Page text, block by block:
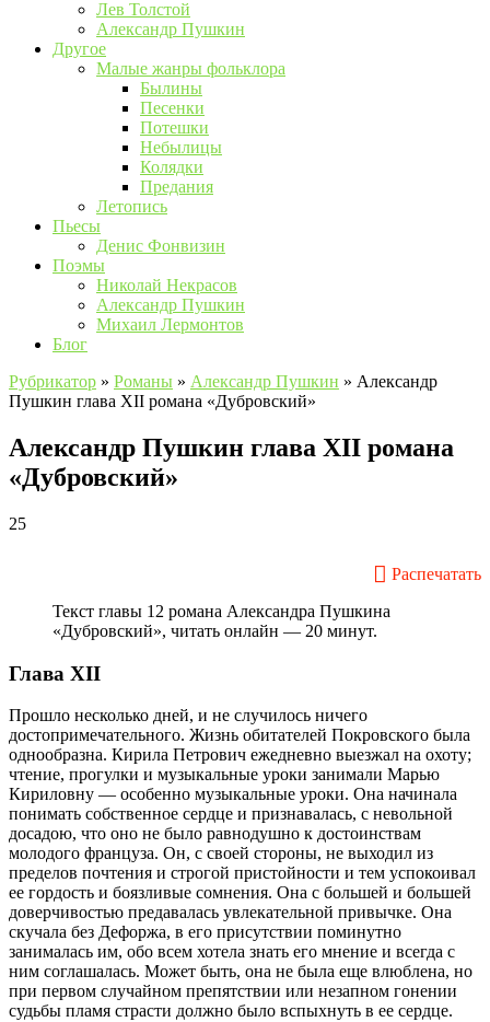
Лев Толстой
Александр Пушкин
Другое
Малые жанры фольклора
Былины
Песенки
Потешки
Небылицы
Колядки
Предания
Летопись
Пьесы
Денис Фонвизин
Поэмы
Николай Некрасов
Александр Пушкин
Михаил Лермонтов
Блог
Рубрикатор » Романы » Александр Пушкин » Александр
Пушкин глава XII романа «Дубровский»
Александр Пушкин глава XII романа
«Дубровский»
25
Распечатать
Текст главы 12 романа Александра Пушкина
«Дубровский», читать онлайн — 20 минут.
Глава XII
Прошло несколько дней, и не случилось ничего
достопримечательного. Жизнь обитателей Покровского была
однообразна. Кирила Петрович ежедневно выезжал на охоту;
чтение, прогулки и музыкальные уроки занимали Марью
Кириловну — особенно музыкальные уроки. Она начинала
понимать собственное сердце и признавалась, с невольной
досадою, что оно не было равнодушно к достоинствам
молодого француза. Он, с своей стороны, не выходил из
пределов почтения и строгой пристойности и тем успокоивал
ее гордость и боязливые сомнения. Она с большей и большей
доверчивостью предавалась увлекательной привычке. Она
скучала без Дефоржа, в его присутствии поминутно
занималась им, обо всем хотела знать его мнение и всегда с
ним соглашалась. Может быть, она не была еще влюблена, но
при первом случайном препятствии или незапном гонении
судьбы пламя страсти должно было вспыхнуть в ее сердце.